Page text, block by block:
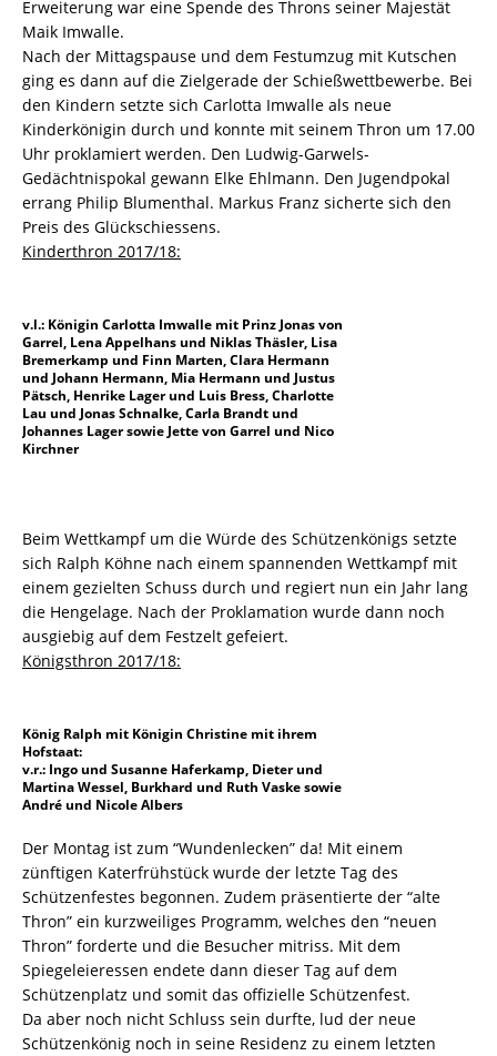
Erweiterung war eine Spende des Throns seiner Majestät
Maik Imwalle.
Nach der Mittagspause und dem Festumzug mit Kutschen
ging es dann auf die Zielgerade der Schießwettbewerbe. Bei
den Kindern setzte sich Carlotta Imwalle als neue
Kinderkönigin durch und konnte mit seinem Thron um 17.00
Uhr proklamiert werden. Den Ludwig-Garwels-
Gedächtnispokal gewann Elke Ehlmann. Den Jugendpokal
errang Philip Blumenthal. Markus Franz sicherte sich den
Preis des Glückschiessens.
Kinderthron 2017/18:
v.l.: Königin Carlotta Imwalle mit Prinz Jonas von
Garrel, Lena Appelhans und Niklas Thäsler, Lisa
Bremerkamp und Finn Marten, Clara Hermann
und Johann Hermann, Mia Hermann und Justus
Pätsch, Henrike Lager und Luis Bress, Charlotte
Lau und Jonas Schnalke, Carla Brandt und
Johannes Lager sowie Jette von Garrel und Nico
Kirchner
Beim Wettkampf um die Würde des Schützenkönigs setzte
sich Ralph Köhne nach einem spannenden Wettkampf mit
einem gezielten Schuss durch und regiert nun ein Jahr lang
die Hengelage. Nach der Proklamation wurde dann noch
ausgiebig auf dem Festzelt gefeiert.
Königsthron 2017/18:
König Ralph mit Königin Christine mit ihrem
Hofstaat:
v.r.: Ingo und Susanne Haferkamp, Dieter und
Martina Wessel, Burkhard und Ruth Vaske sowie
André und Nicole Albers
Der Montag ist zum “Wundenlecken” da! Mit einem
zünftigen Katerfrühstück wurde der letzte Tag des
Schützenfestes begonnen. Zudem präsentierte der “alte
Thron” ein kurzweiliges Programm, welches den “neuen
Thron” forderte und die Besucher mitriss. Mit dem
Spiegeleieressen endete dann dieser Tag auf dem
Schützenplatz und somit das offizielle Schützenfest.
Da aber noch nicht Schluss sein durfte, lud der neue
Schützenkönig noch in seine Residenz zu einem letzten